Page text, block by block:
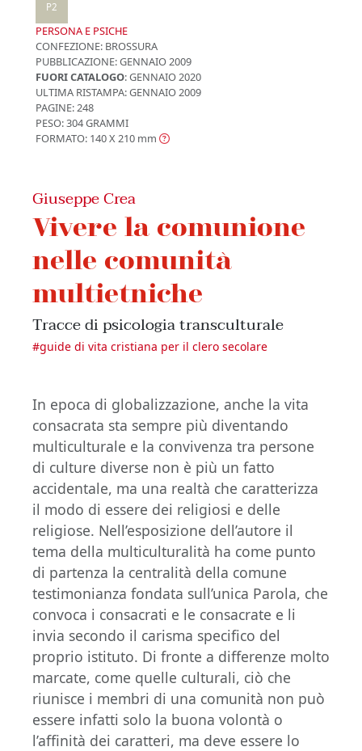
P2
PERSONA E PSICHE
CONFEZIONE: BROSSURA
PUBBLICAZIONE:GENNAIO 2009
FUORI CATALOGO: GENNAIO 2020
ULTIMA RISTAMPA:GENNAIO 2009
PAGINE: 248
PESO: 304 GRAMMI
FORMATO: 140 X 210 mm
Giuseppe Crea
Vivere la comunione
nelle comunità
multietniche
Tracce di psicologia transculturale
#guide di vita cristiana per il clero secolare
In epoca di globalizzazione, anche la vita
consacrata sta sempre più diventando
multiculturale e la convivenza tra persone
di culture diverse non è più un fatto
accidentale, ma una realtà che caratterizza
il modo di essere dei religiosi e delle
religiose. Nell’esposizione dell’autore il
tema della multiculturalità ha come punto
di partenza la centralità della comune
testimonianza fondata sull’unica Parola, che
convoca i consacrati e le consacrate e li
invia secondo il carisma specifico del
proprio istituto. Di fronte a differenze molto
marcate, come quelle culturali, ciò che
riunisce i membri di una comunità non può
essere infatti solo la buona volontà o
l’affinità dei caratteri, ma deve essere lo